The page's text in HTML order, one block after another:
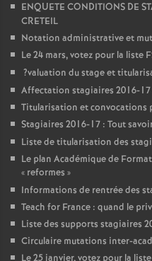
ENQUETE CONDITIONS DE
CRETEIL
Notation administrative et
Le 24 mars, votez pour la liste
?valuation du stage et
Affectation stagiaires 2016-17
Titularisation et convocations
Stagiaires 2016-17 : Tout
Liste de titularisation des
Le plan Académique de
« reformes »
Informations de rentrée des
Teach for France : quand le
Liste des supports stagiaires
Circulaire mutations inter-